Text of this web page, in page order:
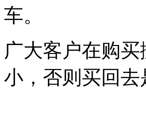
车。
广大客户在购
小，否则买回